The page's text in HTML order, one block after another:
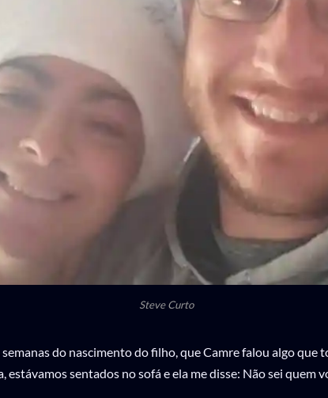
Steve Curto
semanas do nascimento do filho, que Camre falou algo que
estávamos sentados no sofá e ela me disse: Não sei quem